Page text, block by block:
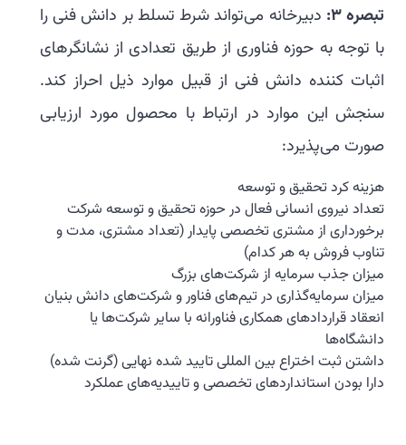
تبصره 3:
دبیرخانه می‌تواند شرط تسلط بر دانش فنی را
با توجه به حوزه فناوری از طریق تعدادی از نشانگرهای
اثبات کننده دانش فنی از قبیل موارد ذیل احراز کند.
سنجش این موارد در ارتباط با محصول مورد ارزیابی
صورت می‌پذیرد:
هزینه کرد تحقیق و توسعه
تعداد نیروی انسانی فعال در حوزه تحقیق و توسعه شرکت
برخورداری از مشتری تخصصی پایدار (تعداد مشتری، مدت و
تناوب فروش به هر کدام)
میزان جذب سرمایه از شرکت‌های بزرگ
میزان سرمایه‌گذاری در تیم‌های فناور و شرکت‌های دانش بنیان
انعقاد قراردادهای همکاری فناورانه با سایر شرکت‌ها یا
دانشگاه‌ها
داشتن ثبت اختراع بین المللی تایید شده نهایی (گرنت شده)
دارا بودن استانداردهای تخصصی و تاییدیه‌های عملکرد